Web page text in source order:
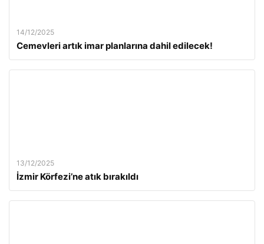
14/12/2025
Cemevleri artık imar planlarına dahil edilecek!
13/12/2025
İzmir Körfezi’ne atık bırakıldı